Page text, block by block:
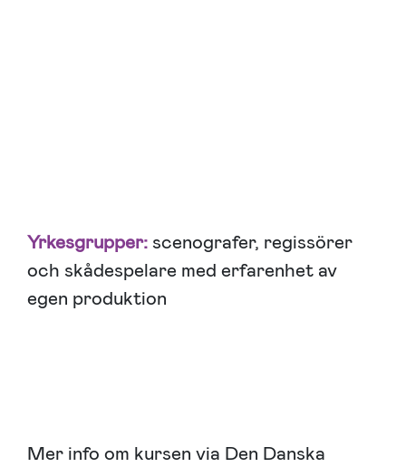
Yrkesgrupper:scenografer, regissörer
och skådespelare med erfarenhet av
egen produktion
Mer info om kursen via Den Danska